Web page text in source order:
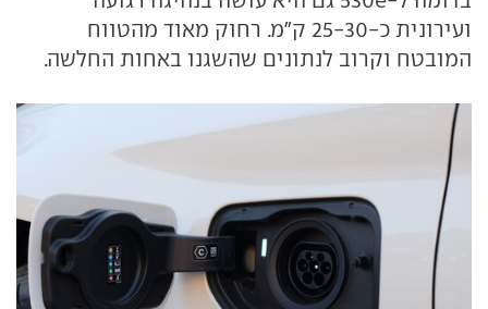
ועירונית כ-25-30 ק"מ. רחוק מאוד מהטווח
המובטח וקרוב לנתונים שהשגנו באחות החלשה.